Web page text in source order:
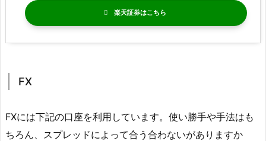
楽天証券
FX
FXには下記の口座を利用しています。使い勝手や手法はも
ちろん、スプレッドによって合う合わないがありますか